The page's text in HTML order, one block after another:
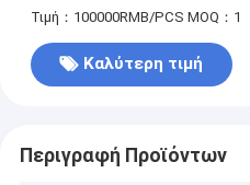
Τιμή：100000RMB/PCS MOQ：1
Καλύτερη τιμή
Περιγραφή Προϊόντων